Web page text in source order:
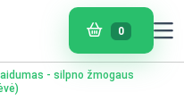
0
- silpno žmogaus